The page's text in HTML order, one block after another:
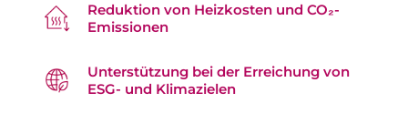
Reduktion von Heizkosten und CO₂-
Emissionen
Unterstützung bei der Erreichung von
ESG- und Klimazielen